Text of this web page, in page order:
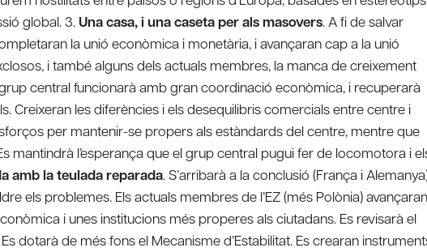
global. 3. Una casa, i una caseta per als masovers. A fi de salvar
la unió econòmica i monetària, i avançaran cap a la unió
i també alguns dels actuals membres, la manca de creixement
central funcionarà amb gran coordinació econòmica, i recuperarà
Creixeran les diferències i els desequilibris comercials entre centre i
per mantenir-se propers als estàndards del centre, mentre que
mantindrà l’esperança que el grup central pugui fer de locomotora i
amb la teulada reparada. S’arribarà a la conclusió (França i
els problemes. Els actuals membres de l’EZ (més Polònia) avançaran
i unes institucions més properes als ciutadans. Es revisarà el
dotarà de més fons el Mecanisme d’Estabilitat. Es crearan